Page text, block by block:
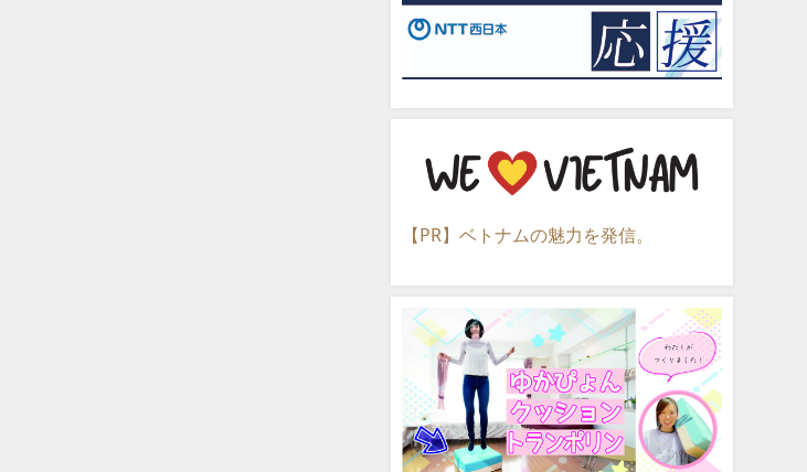
【PR】ベトナムの魅力を発信。